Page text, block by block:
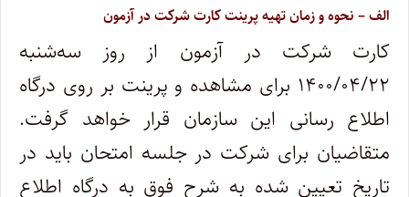
الف – نحوه و زمان تهیه پرینت کارت شرکت در آزمون
کارت‌ شرکت در‌ آزمون‌ از روز سه‌شنبه
۱۴۰۰/۰۴/۲۲ برای مشاهده و پرینت بر روی درگاه
اطلاع رسانی این سازمان قرار خواهد گرفت.
متقاضیان‌ برای شرکت در جلسه امتحان باید در
تاریخ تعیین شده به شرح فوق به درگاه اطلاع